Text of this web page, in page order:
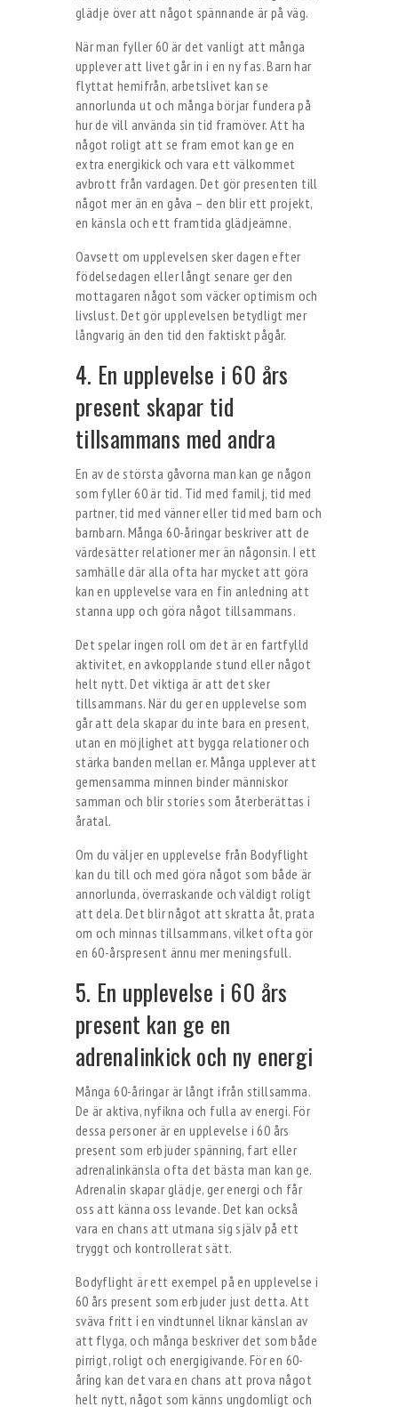
glädje över att något spännande är på väg.
När man fyller 60 är det vanligt att många
upplever att livet går in i en ny fas. Barn har
flyttat hemifrån, arbetslivet kan se
annorlunda ut och många börjar fundera på
hur de vill använda sin tid framöver. Att ha
något roligt att se fram emot kan ge en
extra energikick och vara ett välkommet
avbrott från vardagen. Det gör presenten till
något mer än en gåva – den blir ett projekt,
en känsla och ett framtida glädjeämne.
Oavsett om upplevelsen sker dagen efter
födelsedagen eller långt senare ger den
mottagaren något som väcker optimism och
livslust. Det gör upplevelsen betydligt mer
långvarig än den tid den faktiskt pågår.
4. En upplevelse i 60 års
present skapar tid
tillsammans med andra
En av de största gåvorna man kan ge någon
som fyller 60 är tid. Tid med familj, tid med
partner, tid med vänner eller tid med barn och
barnbarn. Många 60-åringar beskriver att de
värdesätter relationer mer än någonsin. I ett
samhälle där alla ofta har mycket att göra
kan en upplevelse vara en fin anledning att
stanna upp och göra något tillsammans.
Det spelar ingen roll om det är en fartfylld
aktivitet, en avkopplande stund eller något
helt nytt. Det viktiga är att det sker
tillsammans. När du ger en upplevelse som
går att dela skapar du inte bara en present,
utan en möjlighet att bygga relationer och
stärka banden mellan er. Många upplever att
gemensamma minnen binder människor
samman och blir stories som återberättas i
åratal.
Om du väljer en upplevelse från Bodyflight
kan du till och med göra något som både är
annorlunda, överraskande och väldigt roligt
att dela. Det blir något att skratta åt, prata
om och minnas tillsammans, vilket ofta gör
en 60-årspresent ännu mer meningsfull.
5. En upplevelse i 60 års
present kan ge en
adrenalinkick och ny energi
Många 60-åringar är långt ifrån stillsamma.
De är aktiva, nyfikna och fulla av energi. För
dessa personer är en upplevelse i 60 års
present som erbjuder spänning, fart eller
adrenalinkänsla ofta det bästa man kan ge.
Adrenalin skapar glädje, ger energi och får
oss att känna oss levande. Det kan också
vara en chans att utmana sig själv på ett
tryggt och kontrollerat sätt.
Bodyflight är ett exempel på en upplevelse i
60 års present som erbjuder just detta. Att
sväva fritt i en vindtunnel liknar känslan av
att flyga, och många beskriver det som både
pirrigt, roligt och energigivande. För en 60-
åring kan det vara en chans att prova något
helt nytt, något som känns ungdomligt och